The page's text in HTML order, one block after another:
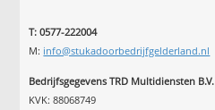
T: 0577-222004
M: info@stukadoorbedrijfgelderland.nl
Bedrijfsgegevens TRD Multidiensten B.V.
KVK: 88068749